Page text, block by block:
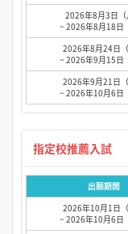
2026年8月3日（
~ 2026年8月18日
2026年8月24日（
~ 2026年9月15日
2026年9月21日（
~ 2026年10月6日
出願期間
2026年10月1日（
~ 2026年10月6日